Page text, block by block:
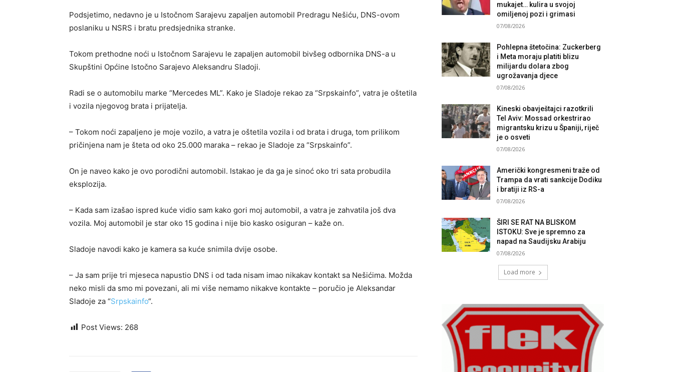
Podsjetimo, nedavno je u Istočnom Sarajevu zapaljen automobil Predragu Nešiću, DNS-ovom
poslaniku u NSRS i bratu predsjednika stranke.
Tokom prethodne noći u Istočnom Sarajevu le zapaljen automobil bivšeg odbornika DNS-a u
Skupštini Općine Istočno Sarajevo Aleksandru Sladoji.
Radi se o automobilu marke “Mercedes ML”. Kako je Sladoje rekao za “Srpskainfo”, vatra je oštetila
i vozila njegovog brata i prijatelja.
– Tokom noći zapaljeno je moje vozilo, a vatra je oštetila vozila i od brata i druga, tom prilikom
pričinjena nam je šteta od oko 25.000 maraka – rekao je Sladoje za “Srpskainfo”.
On je naveo kako je ovo porodični automobil. Istakao je da ga je sinoć oko tri sata probudila
eksplozija.
– Kada sam izašao ispred kuće vidio sam kako gori moj automobil, a vatra je zahvatila još dva
vozila. Moj automobil je star oko 15 godina i nije bio kasko osiguran – kaže on.
Sladoje navodi kako je kamera sa kuće snimila dvije osobe.
– Ja sam prije tri mjeseca napustio DNS i od tada nisam imao nikakav kontakt sa Nešićima. Možda
neko misli da smo mi povezani, ali mi više nemamo nikakve kontakte – poručio je Aleksandar
Sladoje za “Srpskainfo“.
Post Views: 268
mukajet… kulira u svojoj
omiljenoj pozi i grimasi
07/08/2026
Pohlepna štetočina: Zuckerberg
i Meta moraju platiti blizu
milijardu dolara zbog
ugrožavanja djece
07/08/2026
Kineski obavještajci razotkrili
Tel Aviv: Mossad orkestrirao
migrantsku krizu u Španiji, riječ
je o osveti
07/08/2026
Američki kongresmeni traže od
Trampa da vrati sankcije Dodiku
i bratiji iz RS-a
07/08/2026
ŠIRI SE RAT NA BLISKOM
ISTOKU: Sve je spremno za
napad na Saudijsku Arabiju
07/08/2026
Load more